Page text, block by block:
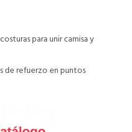
para unir camisa y
de refuerzo en puntos